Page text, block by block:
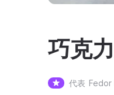
巧克
代表 Fedor